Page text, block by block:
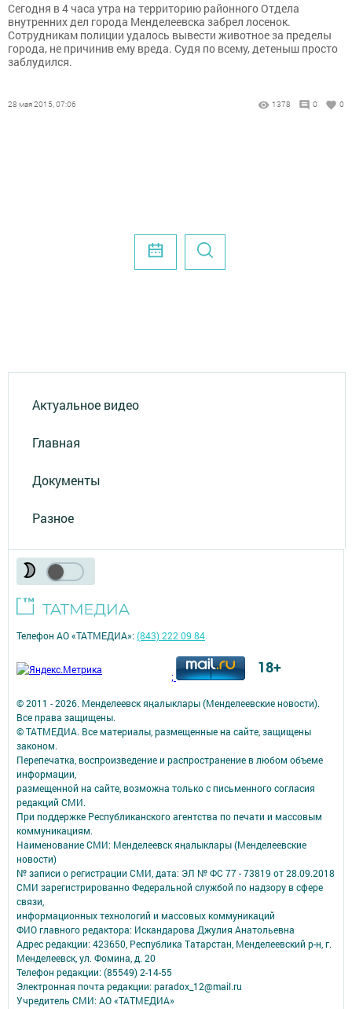
Сегодня в 4 часа утра на территорию районного Отдела
внутренних дел города Менделеевска забрел лосенок.
Сотрудникам полиции удалось вывести животное за пределы
города, не причинив ему вреда. Судя по всему, детеныш просто
заблудился.
28 мая 2015, 07:06 1378 0 0
Актуальное видео
Главная
Документы
Разное
© 2011 - 2026. Менделеевск яӊалыклары (Менделеевские новости).
Все права защищены.
© ТАТМЕДИА. Все материалы, размещенные на сайте, защищены
законом.
Перепечатка, воспроизведение и распространение в любом объеме
информации,
размещенной на сайте, возможна только с письменного согласия
редакций СМИ.
При поддержке Республиканского агентства по печати и массовым
коммуникациям.
Наименование СМИ: Менделеевск яӊалыклары (Менделеевские
новости)
№ записи о регистрации СМИ, дата: ЭЛ № ФС 77 - 73819 от 28.09.2018
СМИ зарегистрированно Федеральной службой по надзору в сфере
связи,
информационных технологий и массовых коммуникаций
ФИО главного редактора: Искандарова Джулия Анатольевна
Адрес редакции: 423650, Республика Татарстан, Менделеевский р-н, г.
Менделеевск, ул. Фомина, д. 20
Телефон редакции: (85549) 2-14-55
Электронная почта редакции: paradox_12@mail.ru
Учредитель СМИ: АО «ТАТМЕДИА»
Телефон АО «ТАТМЕДИА»:(843) 222 09 84
; 18+